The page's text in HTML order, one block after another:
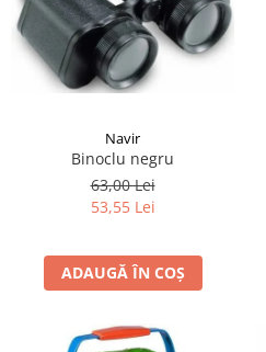
Navir
Binoclu negru
63,00 Lei
53,55 Lei
ADAUGĂ ÎN COȘ